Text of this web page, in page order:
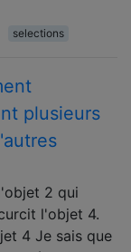
selections
plusieurs
2 qui
l'objet 4.
4 Je sais que